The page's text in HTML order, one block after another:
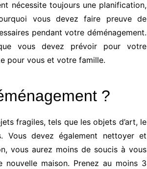
nécessite toujours une planification,
vous devez faire preuve de
pendantvotre déménagement.
vous devez prévoir pour votre
e pour vous et votre famille.
?
fragiles, tels que les objets d’art, le
Vous devez également nettoyer et
vous aurez moins de soucis à vous
nouvelle maison. Prenez au moins 3